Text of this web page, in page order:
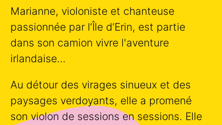
Marianne, violoniste et chanteuse
passionnée par l’Île d’Erin, est partie
dans son camion vivre l'aventure
irlandaise…
Au détour des virages sinueux et des
paysages verdoyants, elle a promené
son violon de sessions en sessions. Elle